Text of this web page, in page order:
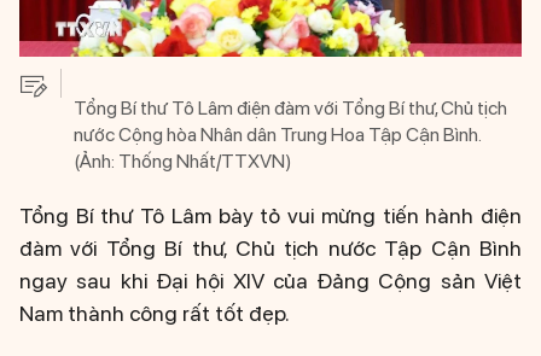
Tổng Bí thư Tô Lâm điện đàm với Tổng Bí thư, Chủ tịch
nước Cộng hòa Nhân dân Trung Hoa Tập Cận Bình.
(Ảnh: Thống Nhất/TTXVN)
Tổng Bí thư Tô Lâm bày tỏ vui mừng tiến hành điện
đàm với Tổng Bí thư, Chủ tịch nước Tập Cận Bình
ngay sau khi Đại hội XIV của Đảng Cộng sản Việt
Nam thành công rất tốt đẹp.